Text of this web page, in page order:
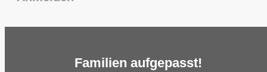
Familien aufgepasst!